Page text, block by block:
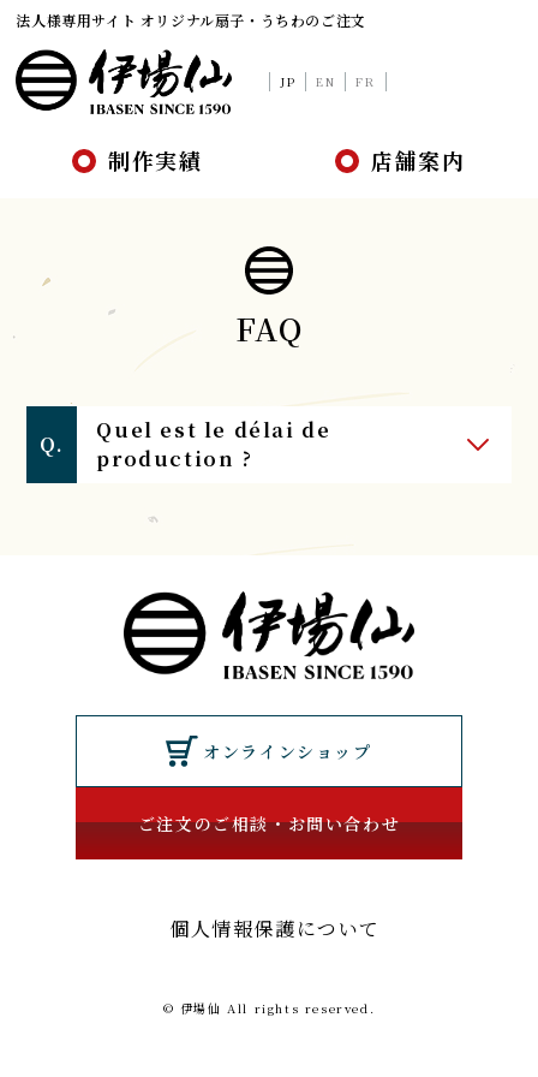
法人様専用サイト オリジナル扇子・うちわのご注文
制作実績 店舗案内
EN FR
JP
FAQ
Quel est le délai de
production ?
オンラインショップ
ご注文のご相談・お問い合わせ
個人情報保護について
© 伊場仙 All rights reserved.